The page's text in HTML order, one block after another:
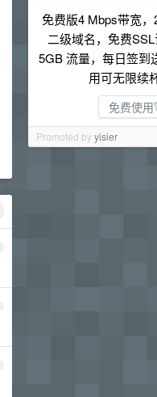
免费版4 Mbps带宽
二级域名，免费
5GB 流量，每日签到
用可无限续
免费使用
Promoted byyisier